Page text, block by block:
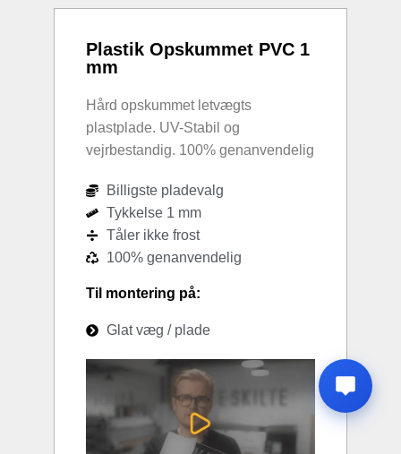
Plastik Opskummet PVC 1
mm
Hård opskummet letvægts
plastplade. UV-Stabil og
vejrbestandig. 100% genanvendelig
Billigste pladevalg
Tykkelse 1 mm
Tåler ikke frost
100% genanvendelig
Til montering på:
Glat væg / plade